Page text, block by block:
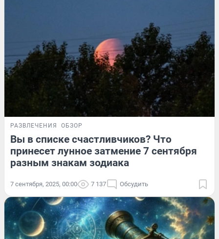
РАЗВЛЕЧЕНИЯ ОБЗОР
Вы в списке счастливчиков? Что
принесет лунное затмение 7 сентября
разным знакам зодиака
7 сентября, 2025, 00:00 7 137 Обсудить